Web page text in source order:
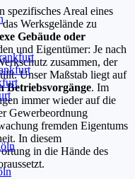
spezifisches Areal eines
Werksgelände zu
Gebäude oder
und Eigentümer: Je nach
zusammen, der
Unser Maßstab liegt auf
Betriebsvorgänge. Im
immer wieder auf die
Gewerbeordnung
fremden Eigentums
In diesem
in die Hände des